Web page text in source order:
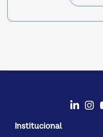
Institucional